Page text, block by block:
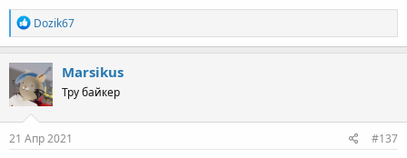
R
e
a
c
t
i
o
n
s
Dozik67
Marsikus
Тру байкер
21 Апр 2021 #137